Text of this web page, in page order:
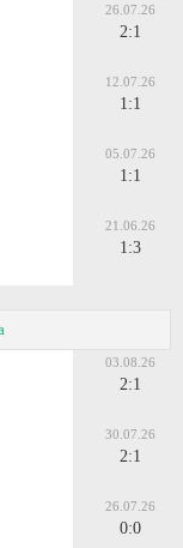
26.07.26
2:1
12.07.26
1:1
05.07.26
1:1
21.06.26
1:3
03.08.26
2:1
30.07.26
2:1
26.07.26
0:0